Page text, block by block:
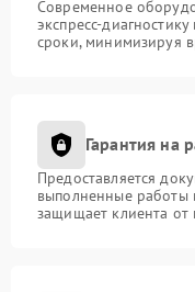
Современное
экспресс-
сроки, минимизируя
Гарантия на
Предоставляется
выполненные работы
защищает клиента от